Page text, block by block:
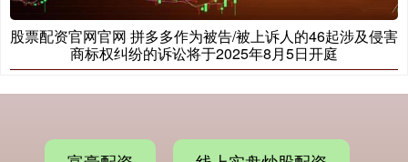
股票配资官网官网 拼多多作为被告/被上诉人的46起涉及侵害
商标权纠纷的诉讼将于2025年8月5日开庭